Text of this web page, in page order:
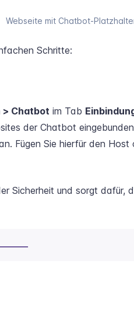
Webseite mit Chatbot-
Schritte:
Chatbot im Tab
der Chatbot
Fügen Sie hierfür den Host
Sicherheit und sorgt dafür,